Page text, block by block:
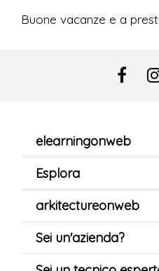
Buone vacanze e a
elearningonweb
Esplora
arkitectureonweb
Sei un'azienda?